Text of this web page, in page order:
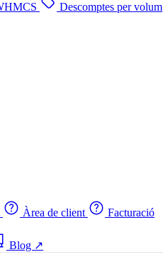
Descomptes per volum
Àrea de client
Facturació
Blog ↗